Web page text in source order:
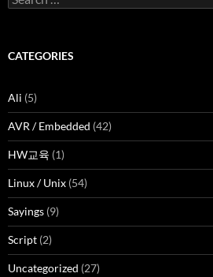
for:
CATEGORIES
Ali (5)
AVR / Embedded (42)
HW교육 (1)
Linux / Unix (54)
Sayings (9)
Script (2)
Uncategorized (27)